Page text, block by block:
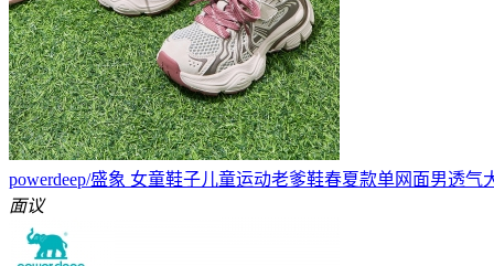
powerdeep/盛象 女童鞋子儿童运动老爹鞋春夏款单网面男透气
面议